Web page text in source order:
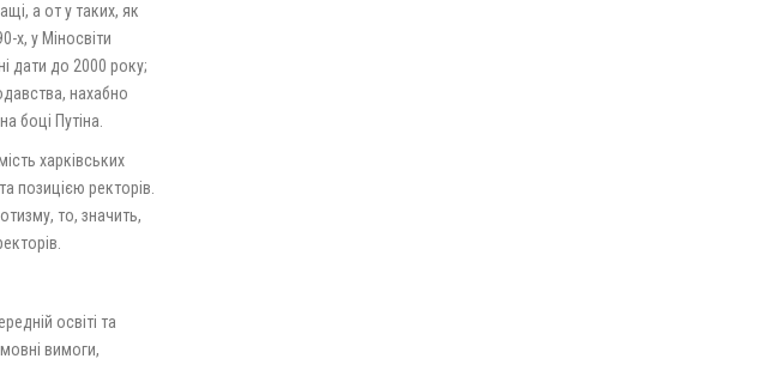
а от у таких, як
х, у Міносвіти
дати до 2000 року;
нахабно
боці Путіна.
харківських
позицією ректорів.
то, значить,
освіті та
вимоги,